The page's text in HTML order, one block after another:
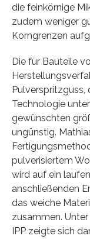
die feinkörnige
zudem weniger
Korngrenzen
Die für Bauteile
Pulverspritzguss,
Technologie
gewünschten
ungünstig.
pulverisiertem
wird auf ein
anschließenden
das weiche
zusammen.
IPP zeigte sich